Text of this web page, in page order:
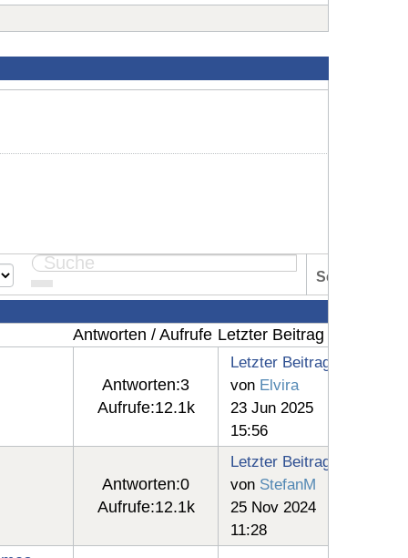
Seite:
Antworten / Aufrufe Letzter Beitrag
Antworten:3
Aufrufe:12.1k
Letzter Beitrag
von Elvira
23 Jun 2025
15:56
Antworten:0
Aufrufe:12.1k
Letzter Beitrag
von StefanM
25 Nov 2024
11:28